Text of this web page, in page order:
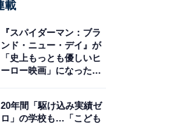
載
『スパイダーマン：ブラ
ンド・ニュー・デイ』が
「史上もっとも優しいヒ
ーロー映画」になった理
20年間「駆け込み実績ゼ
ロ」の学校も…「こども